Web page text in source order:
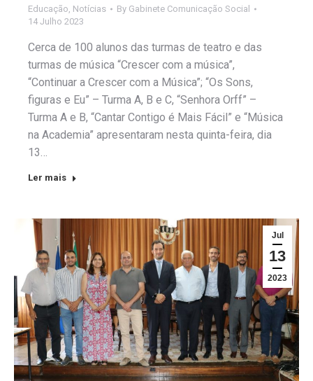
Educação, Notícias By Gabinete Comunicação Social
14 Julho 2023
Cerca de 100 alunos das turmas de teatro e das
turmas de música “Crescer com a música”,
“Continuar a Crescer com a Música”; “Os Sons,
figuras e Eu” – Turma A, B e C, “Senhora Orff” –
Turma A e B, “Cantar Contigo é Mais Fácil” e “Música
na Academia” apresentaram nesta quinta-feira, dia
13…
Ler mais
Jul
13
2023